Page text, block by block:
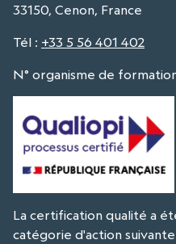
33150, Cenon, France
Tél : +33 5 56 401 402
N° organisme de
La certification qualité a
catégorie d'action